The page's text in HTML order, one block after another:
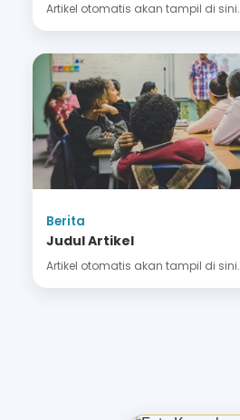
Artikel otomatis akan tampil di sini.
Berita
Judul Artikel
Artikel otomatis akan tampil di sini.